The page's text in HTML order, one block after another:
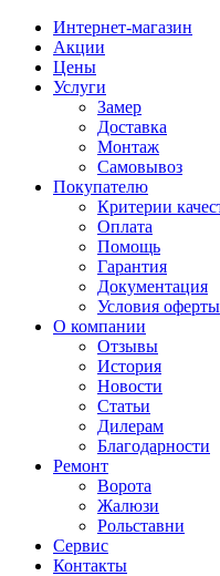
Интернет-магазин
Акции
Цены
Услуги
Замер
Доставка
Монтаж
Самовывоз
Покупателю
Критерии
Оплата
Помощь
Гарантия
Документация
Условия оферты
О компании
Отзывы
История
Новости
Статьи
Дилерам
Благодарности
Ремонт
Ворота
Жалюзи
Рольставни
Сервис
Контакты